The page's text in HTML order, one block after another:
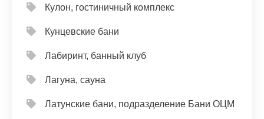
Кулон, гостиничный комплекс
Кунцевские бани
Лабиринт, банный клуб
Лагуна, сауна
Латунские бани, подразделение Бани ОЦМ